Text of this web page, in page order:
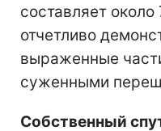
составляет
отчетливо
выраженные
суженными
Собственный